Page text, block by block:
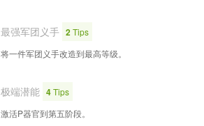
最强军团义手 2Tips
将一件军团义手改造到最高等级。
极端潜能 4Tips
激活P器官到第五阶段。